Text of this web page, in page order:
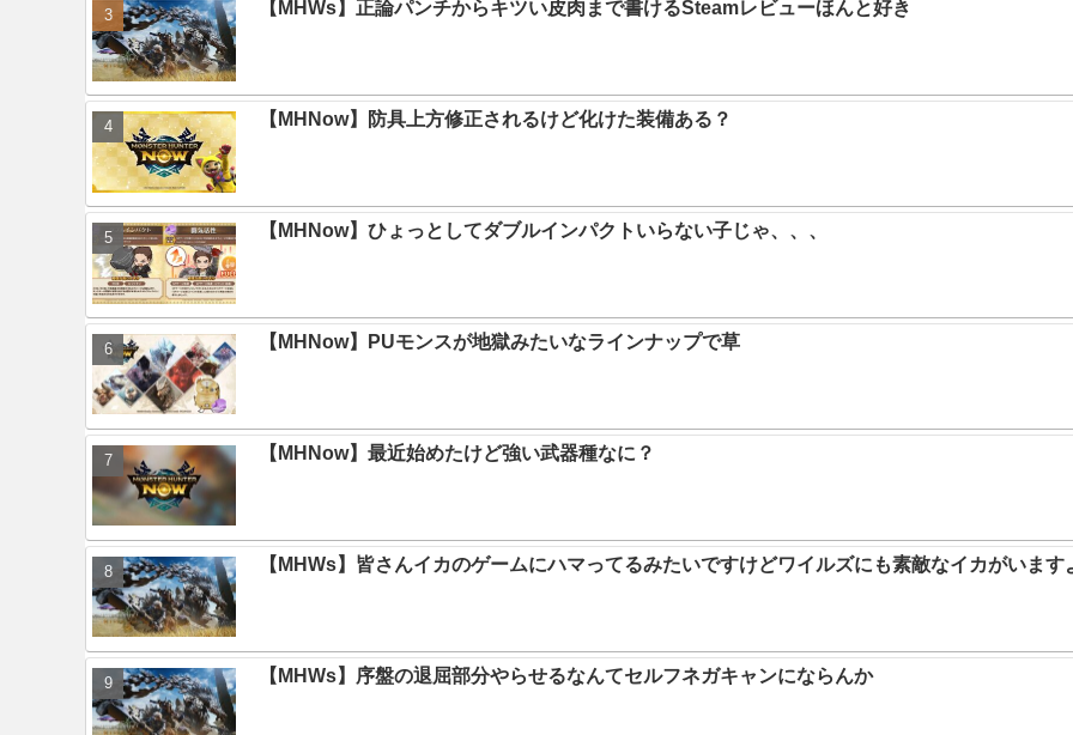
【MHWs】正論パンチからキツい皮肉まで書けるSteamレビューほんと好き
【MHNow】防具上方修正されるけど化けた装備ある？
【MHNow】ひょっとしてダブルインパクトいらない子じゃ、、、
【MHNow】PUモンスが地獄みたいなラインナップで草
【MHNow】最近始めたけど強い武器種なに？
【MHWs】皆さんイカのゲームにハマってるみたいですけどワイルズにも素敵なイカがいます
【MHWs】序盤の退屈部分やらせるなんてセルフネガキャンにならんか